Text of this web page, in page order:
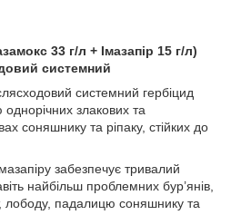
33 г/л + Імазапір 15 г/л)
системний
системний гербіцид
злакових та
соняшнику та ріпаку, стійких до
забезпечує тривалий
найбільш проблемних бур’янів,
лободу, падалицю соняшнику та